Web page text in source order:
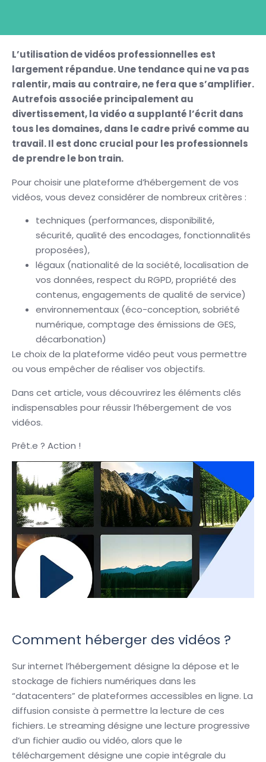
L’utilisation de vidéos professionnelles est
largement répandue. Une tendance qui ne va pas
ralentir, mais au contraire, ne fera que s’amplifier.
Autrefois associée principalement au
divertissement, la vidéo a supplanté l’écrit dans
tous les domaines, dans le cadre privé comme au
travail. Il est donc crucial pour les professionnels
de prendre le bon train.
Pour choisir une plateforme d’hébergement de vos
vidéos, vous devez considérer de nombreux critères :
techniques (performances, disponibilité,
sécurité, qualité des encodages, fonctionnalités
proposées),
légaux (nationalité de la société, localisation de
vos données, respect du RGPD, propriété des
contenus, engagements de qualité de service)
environnementaux (éco-conception, sobriété
numérique, comptage des émissions de GES,
décarbonation)
Le choix de la plateforme vidéo peut vous permettre
ou vous empêcher de réaliser vos objectifs.
Dans cet article, vous découvrirez les éléments clés
indispensables pour réussir l’hébergement de vos
vidéos.
Prêt.e ? Action !
Comment héberger des vidéos ?
Sur internet l’hébergement désigne la dépose et le
stockage de fichiers numériques dans les
“datacenters” de plateformes accessibles en ligne. La
diffusion consiste à permettre la lecture de ces
fichiers. Le streaming désigne une lecture progressive
d’un fichier audio ou vidéo, alors que le
téléchargement désigne une copie intégrale du